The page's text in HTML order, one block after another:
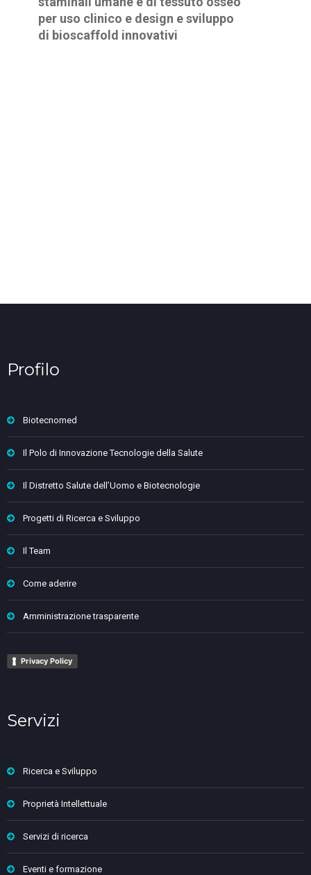
per uso clinico e design e sviluppo
di bioscaffold innovativi
Profilo
Biotecnomed
Il Polo di Innovazione Tecnologie della Salute
Il Distretto Salute dell’Uomo e Biotecnologie
Progetti di Ricerca e Sviluppo
Il Team
Come aderire
Amministrazione trasparente
Privacy Policy
Servizi
Ricerca e Sviluppo
Proprietà Intellettuale
Servizi di ricerca
Eventi e formazione